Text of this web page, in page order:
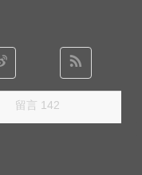
留言 142